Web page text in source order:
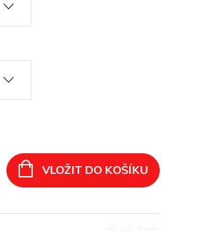
VLOŽIT DO KOŠÍKU